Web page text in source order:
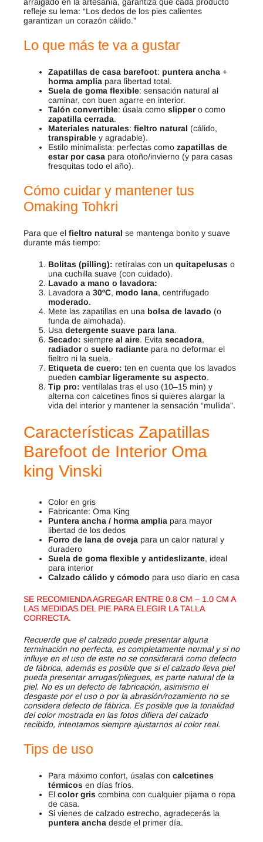
refleje su lema: “Los dedos de los pies calientes
garantizan un corazón cálido.”
Lo que más te va a gustar
Zapatillas de casa barefoot: puntera ancha +
horma amplia para libertad total.
Suela de goma flexible: sensación natural al
caminar, con buen agarre en interior.
Talón convertible: úsala como slippero como
zapatilla cerrada.
Materiales naturales: fieltro natural (cálido,
transpirable y agradable).
Estilo minimalista: perfectas como zapatillas de
estar por casa para otoño/invierno (y para casas
fresquitas todo el año).
Cómo cuidar y mantener tus
Omaking Tohkri
Para que el fieltro natural se mantenga bonito y suave
durante más tiempo:
Bolitas (pilling): retíralas con un quitapelusas o
una cuchilla suave (con cuidado).
Lavado a mano o lavadora:
Lavadora a 30ºC, modo lana, centrifugado
moderado.
Mete las zapatillas en una bolsa de lavado (o
funda de almohada).
Usa detergente suave para lana.
Secado: siempre al aire. Evita secadora,
radiadoro suelo radiante para no deformar el
fieltro ni la suela.
Etiqueta de cuero: ten en cuenta que los lavados
pueden cambiar ligeramente su aspecto.
Tip pro: ventílalas tras el uso (10–15 min) y
alterna con calcetines finos si quieres alargar la
vida del interior y mantener la sensación “mullida”.
Características Zapatillas
Barefoot de Interior Oma
king Vinski
Color en gris
Fabricante: Oma King
Puntera ancha / horma amplia para mayor
libertad de los dedos
Forro de lana de oveja para un calor natural y
duradero
Suela de goma flexible y antideslizante, ideal
para interior
Calzado cálido y cómodo para uso diario en casa
SE RECOMIENDA AGREGAR ENTRE 0.8 CM – 1.0 CM A
LAS MEDIDAS DEL PIE PARA ELEGIR LA TALLA
CORRECTA.
Recuerde que el calzado puede presentar alguna
terminación no perfecta, es completamente normal y si no
influye en el uso de este no se considerará como defecto
de fábrica, además es posible que si el calzado lleva piel
pueda presentar arrugas/pliegues, es parte natural de la
piel. No es un defecto de fabricación, asimismo el
desgaste por el uso o por la abrasión/rozamiento no se
considera defecto de fábrica. Es posible que la tonalidad
del color mostrada en las fotos difiera del calzado
recibido, intentamos siempre ajustarnos al color real.
Tips de uso
Para máximo confort, úsalas con calcetines
térmicos en días fríos.
El color gris combina con cualquier pijama o ropa
de casa.
Si vienes de calzado estrecho, agradecerás la
puntera ancha desde el primer día.